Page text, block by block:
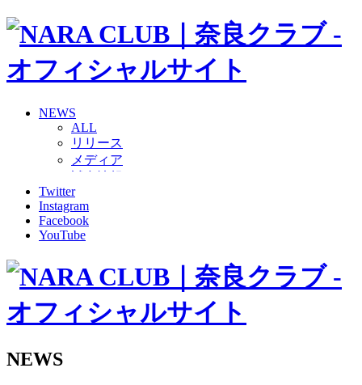
NEWS
ALL
リリース
メディア
グッズ
ファンコミュニティ
普及・育成
ホームタウン
その他
2026/27トップチーム
2026/27トップチームスタッフ
Twitter
Instagram
Facebook
YouTube
NEWS